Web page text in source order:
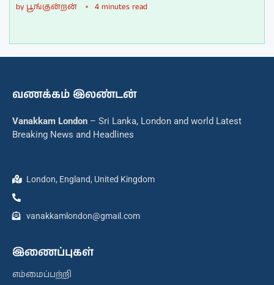
by பூங்குன்றன் 4 minutes read
வணக்கம் இலண்டன்
Vanakkam London – Sri Lanka, London and world Latest
Breaking News and Headlines
London, England, United Kingdom
vanakkamlondon@gmail.com
இணைப்புகள்
எம்மைப்பற்றி